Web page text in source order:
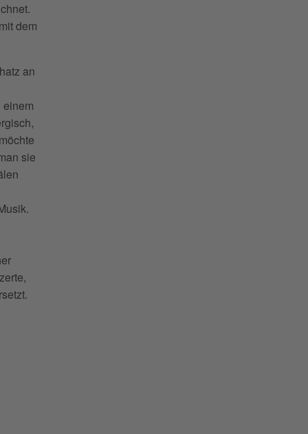
dem
an
sie